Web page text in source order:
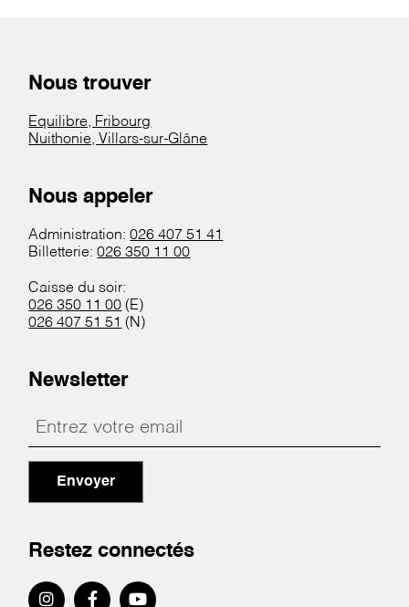
Nous trouver
Equilibre, Fribourg
Nuithonie, Villars-sur-Glâne
Nous appeler
Administration:026 407 51 41
Billetterie:026 350 11 00
Caisse du soir:
026 350 11 00 (E)
026 407 51 51 (N)
Newsletter
Envoyer
Restez connectés